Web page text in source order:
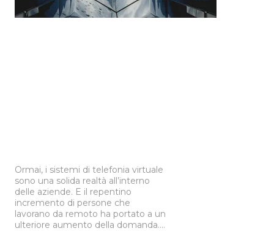
Ormai, i sistemi di telefonia virtuale
sono una solida realtà all’interno
delle aziende. E il repentino
incremento di persone che
lavorano da remoto ha portato a un
ulteriore aumento della domanda....